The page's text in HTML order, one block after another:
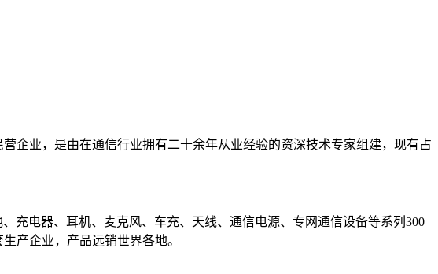
企业，是由在通信行业拥有二十余年从业经验的资深技术专家组建，现有占
充电器、耳机、麦克风、车充、天线、通信电源、专网通信设备等系列300
产企业，产品远销世界各地。